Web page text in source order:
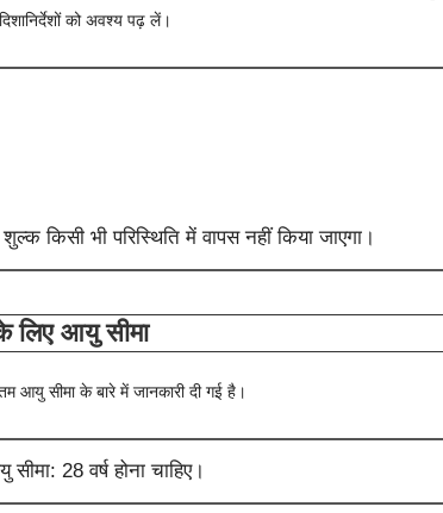
को अवश्य पढ़ लें।
किसी भी परिस्थिति में वापस नहीं किया जाएगा।
के लिए आयु सीमा
आयु सीमा के बारे में जानकारी दी गई है।
28 वर्ष होना चाहिए।